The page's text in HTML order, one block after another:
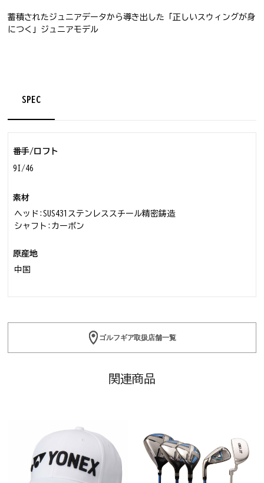
蓄積されたジュニアデータから導き出した「正しいスウィングが身
につく」ジュニアモデル
SPEC
番手/ロフト
9I/46
素材
ヘッド:SUS431ステンレススチール精密鋳造
シャフト:カーボン
原産地
中国
ゴルフギア取扱店舗一覧
関連商品